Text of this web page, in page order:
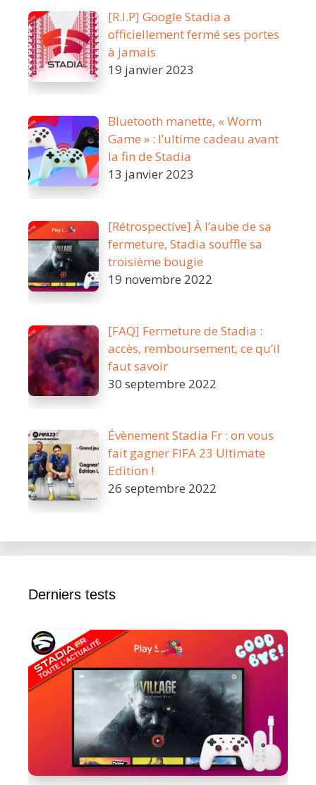
!
[R.I.P] Google Stadia a
officiellement fermé ses portes
à jamais
19 janvier 2023
Bluetooth manette, « Worm
Game » : l’ultime cadeau avant
la fin de Stadia
13 janvier 2023
[Rétrospective] À l’aube de sa
fermeture, Stadia souffle sa
troisième bougie
19 novembre 2022
[FAQ] Fermeture de Stadia :
accès, remboursement, ce qu’il
faut savoir
30 septembre 2022
Évènement Stadia Fr : on vous
fait gagner FIFA 23 Ultimate
Edition !
26 septembre 2022
Derniers tests